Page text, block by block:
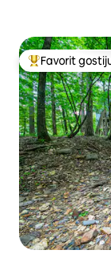
Glavni favorit
Favorit